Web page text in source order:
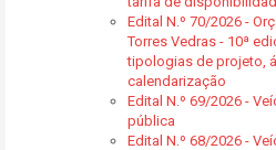
Edital N.º 70/2026 -
Torres Vedras - 10ª
tipologias de projeto,
calendarização
Edital N.º 69/2026 -
pública
Edital N.º 68/2026 -